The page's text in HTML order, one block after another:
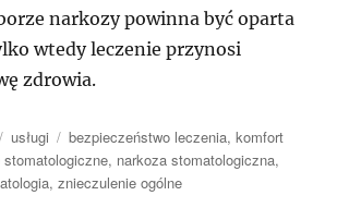
narkozy powinna być oparta
wtedy leczenie przynosi
zdrowia.
Kategorie
usługi Tagi
bezpieczeństwo leczenia,komfort
stomatologiczne, narkoza stomatologiczna,
,znieczulenie ogólne